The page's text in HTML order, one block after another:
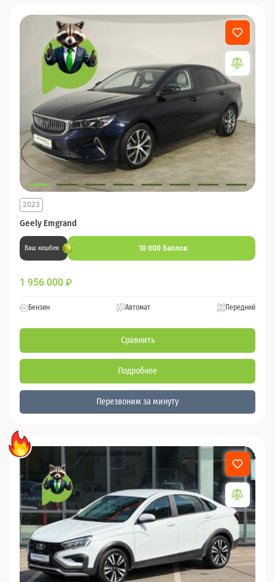
Geely Emgrand
2023
Ваш кешбек 10 000 баллов
1 956 000 ₽
Бензин Автомат Передний
Сравнить
Подробнее
Перезвоним за минуту